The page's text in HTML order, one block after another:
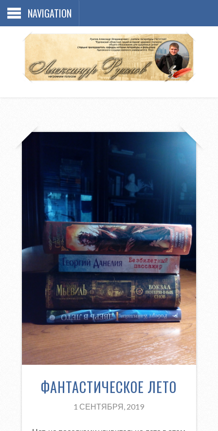
NAVIGATION
ФАНТАСТИЧЕСКОЕ ЛЕТО
1 СЕНТЯБРЯ, 2019